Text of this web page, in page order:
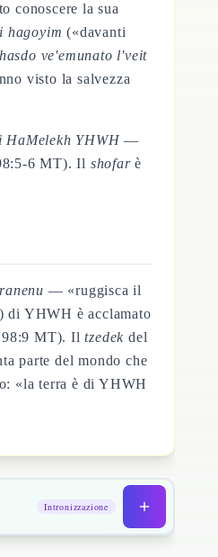
conoscere la sua
hagoyim («davanti
ve'emunato l'veit
visto la salvezza
YHWH —
6 MT). Il shofarè
— «ruggisca il
di YHWH è acclamato
98:9 MT). Iltzedek del
parte del mondo che
«la terra è di YHWH
Intronizzazione